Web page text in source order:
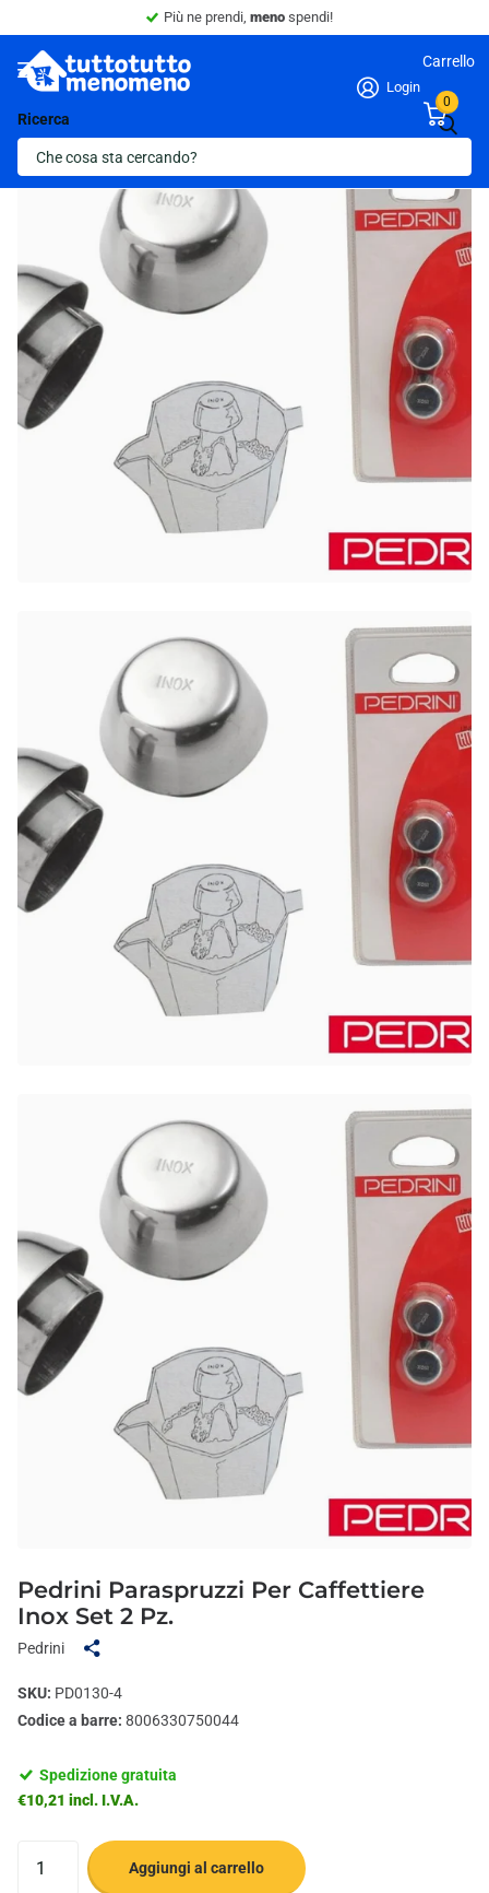
Più ne prendi, meno spendi!
Ricerca
Login
Carrello
0
Pedrini Paraspruzzi Per Caffettiere
Inox Set 2 Pz.
Pedrini
SKU: PD0130-4
Codice a barre: 8006330750044
Spedizione gratuita
€10,21 incl. I.V.A.
Aggiungi al carrello